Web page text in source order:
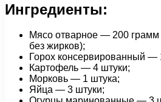
Ингредиенты:
Мясо отварное — 200 грамм
без жирков);
Горох консервированный —
Картофель — 4 штуки;
Морковь — 1 штука;
Яйца — 3 штуки;